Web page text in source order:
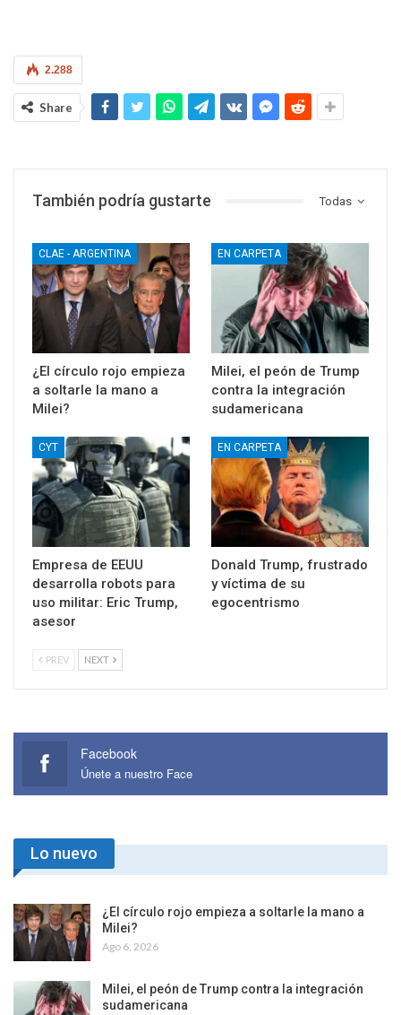
2.288
Share
Todas
También podría gustarte
CLAE - ARGENTINA
¿El círculo rojo empieza
a soltarle la mano a
Milei?
EN CARPETA
Milei, el peón de Trump
contra la integración
sudamericana
CYT
Empresa de EEUU
desarrolla robots para
uso militar: Eric Trump,
asesor
EN CARPETA
Donald Trump, frustrado
y víctima de su
egocentrismo
PREV NEXT
Facebook
Únete a nuestro Face
Lo nuevo
¿El círculo rojo empieza a soltarle la mano a
Milei?
Ago 6, 2026
Milei, el peón de Trump contra la integración
sudamericana